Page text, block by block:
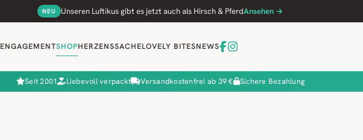
NEU Unseren Luftikus gibt es jetzt auch als Hirsch & PferdAnsehen →
ENGAGEMENTSHOPHERZENSSACHELOVELY BITESNEWS
Seit 2001 Liebevoll verpackt Versandkostenfrei ab 39 € Sichere Bezahlung